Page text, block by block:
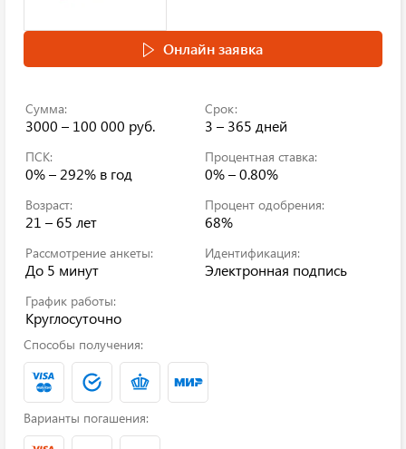
Онлайн заявка
Сумма:
3000 – 100 000 руб.
Срок:
3 – 365 дней
ПСК:
0% – 292% в год
Процентная ставка:
0% – 0.80%
Возраст:
21 – 65 лет
Процент одобрения:
68%
Рассмотрение анкеты:
До 5 минут
Идентификация:
Электронная подпись
График работы:
Круглосуточно
Способы получения:
Варианты погашения: